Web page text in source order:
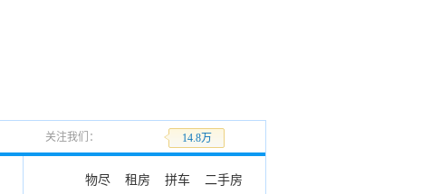
关注我们： 14.8万
物尽 租房 拼车
二手房